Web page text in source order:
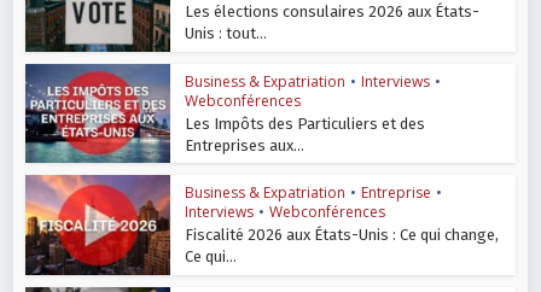
Les élections consulaires 2026 aux États-
Unis : tout...
Business & Expatriation • Interviews •
Webconférences
Les Impôts des Particuliers et des
Entreprises aux...
Business & Expatriation • Entreprise •
Interviews • Webconférences
Fiscalité 2026 aux États-Unis : Ce qui change,
Ce qui...